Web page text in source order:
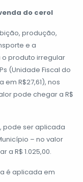
do cerol
produção,
e a
produto irregular
(Unidade Fiscal do
R$27,61), nos
pode chegar a R$
pode ser aplicada
– no valor
a R$ 1.025,00.
é aplicada em